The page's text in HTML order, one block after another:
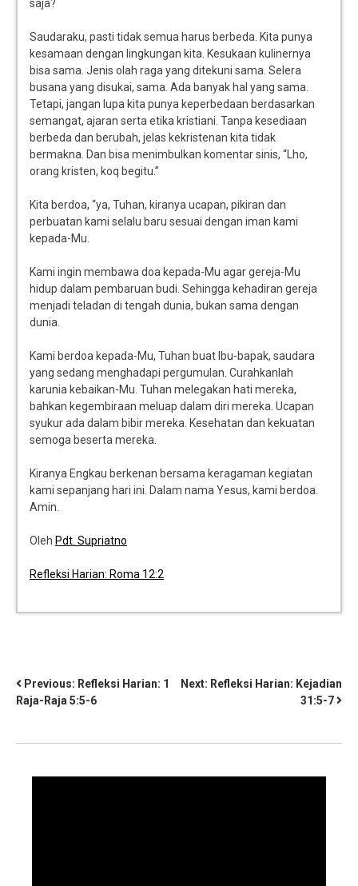
saja?
Saudaraku, pasti tidak semua harus berbeda. Kita punya
kesamaan dengan lingkungan kita. Kesukaan kulinernya
bisa sama. Jenis olah raga yang ditekuni sama. Selera
busana yang disukai, sama. Ada banyak hal yang sama.
Tetapi, jangan lupa kita punya keperbedaan berdasarkan
semangat, ajaran serta etika kristiani. Tanpa kesediaan
berbeda dan berubah, jelas kekristenan kita tidak
bermakna. Dan bisa menimbulkan komentar sinis, “Lho,
orang kristen, koq begitu.”
Kita berdoa, “ya, Tuhan, kiranya ucapan, pikiran dan
perbuatan kami selalu baru sesuai dengan iman kami
kepada-Mu.
Kami ingin membawa doa kepada-Mu agar gereja-Mu
hidup dalam pembaruan budi. Sehingga kehadiran gereja
menjadi teladan di tengah dunia, bukan sama dengan
dunia.
Kami berdoa kepada-Mu, Tuhan buat Ibu-bapak, saudara
yang sedang menghadapi pergumulan. Curahkanlah
karunia kebaikan-Mu. Tuhan melegakan hati mereka,
bahkan kegembiraan meluap dalam diri mereka. Ucapan
syukur ada dalam bibir mereka. Kesehatan dan kekuatan
semoga beserta mereka.
Kiranya Engkau berkenan bersama keragaman kegiatan
kami sepanjang hari ini. Dalam nama Yesus, kami berdoa.
Amin.
Oleh Pdt. Supriatno
Refleksi Harian: Roma 12:2
Previous: Refleksi Harian: 1
Raja-Raja 5:5-6
Next: Refleksi Harian: Kejadian
31:5-7